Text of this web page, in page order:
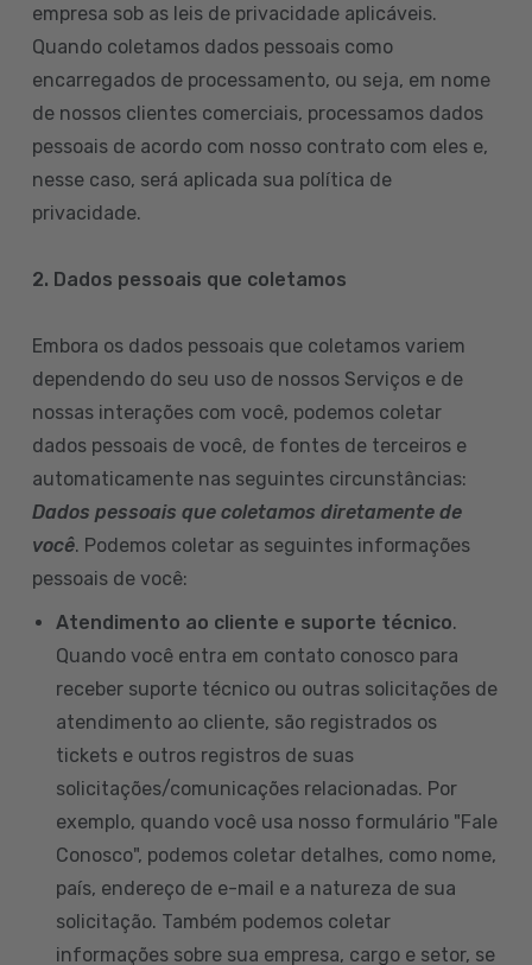
empresa sob as leis de privacidade aplicáveis.
Quando coletamos dados pessoais como
encarregados de processamento, ou seja, em nome
de nossos clientes comerciais, processamos dados
pessoais de acordo com nosso contrato com eles e,
nesse caso, será aplicada sua política de
privacidade.
2. Dados pessoais que coletamos
Embora os dados pessoais que coletamos variem
dependendo do seu uso de nossos Serviços e de
nossas interações com você, podemos coletar
dados pessoais de você, de fontes de terceiros e
automaticamente nas seguintes circunstâncias:
Dados pessoais que coletamos diretamente de
você. Podemos coletar as seguintes informações
pessoais de você:
Atendimento ao cliente e suporte técnico.
Quando você entra em contato conosco para
receber suporte técnico ou outras solicitações de
atendimento ao cliente, são registrados os
tickets e outros registros de suas
solicitações/comunicações relacionadas. Por
exemplo, quando você usa nosso formulário "Fale
Conosco", podemos coletar detalhes, como nome,
país, endereço de e-mail e a natureza de sua
solicitação. Também podemos coletar
informações sobre sua empresa, cargo e setor, se